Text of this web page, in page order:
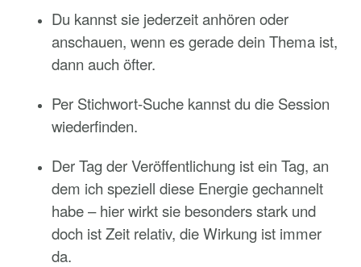
Du kannst sie jederzeit anhören oder
anschauen, wenn es gerade dein Thema ist,
dann auch öfter.
Per Stichwort-Suche kannst du die Session
wiederfinden.
Der Tag der Veröffentlichung ist ein Tag, an
dem ich speziell diese Energie gechannelt
habe – hier wirkt sie besonders stark und
doch ist Zeit relativ, die Wirkung ist immer
da.